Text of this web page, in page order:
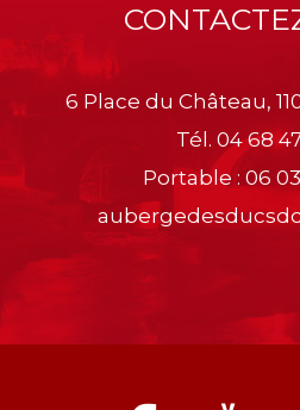
6 Place du Château,
Tél. 04 68
Portable : 06